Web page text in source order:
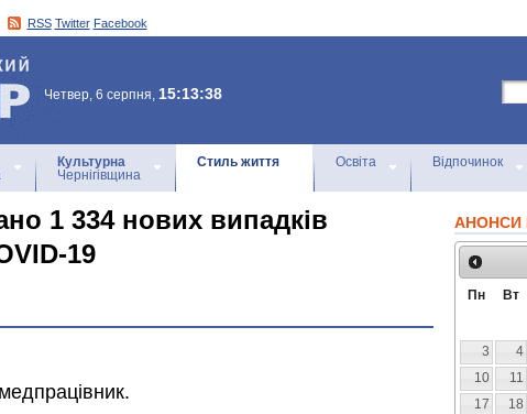
RSS Twitter Facebook
Четвер, 6 серпня, 15:13:38
Культурна
Чернігівщина
Стиль життя Освіта Відпочинок
1 334 нових випадків
19
АНОНСИ
Пн Вт
3
4
10
11
17
18